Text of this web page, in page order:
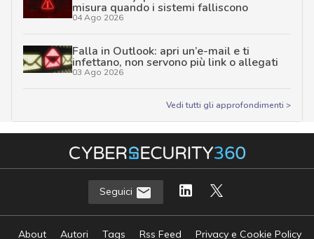
misura quando i sistemi falliscono
04 Ago 2026
Falla in Outlook: apri un’e-mail e ti
infettano, non servono più link o allegati
03 Ago 2026
Vedi tutti gli approfondimenti >
Seguici
About Autori Tags Rss Feed Privacy e Cookie Policy